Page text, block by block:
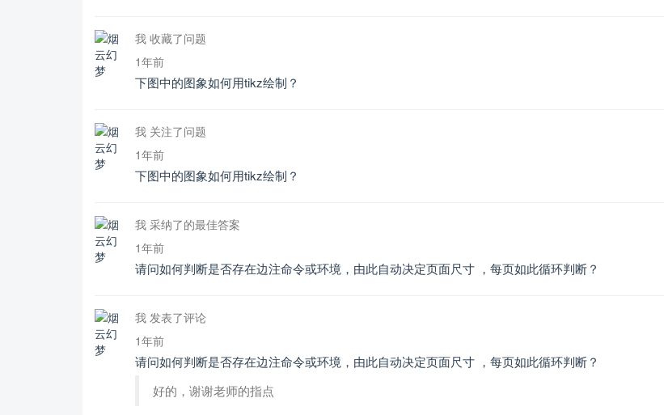
我 收藏了问题
1年前
下图中的图象如何用tikz绘制？
我 关注了问题
1年前
下图中的图象如何用tikz绘制？
我 采纳了的最佳答案
1年前
请问如何判断是否存在边注命令或环境，由此自动决定页面尺寸 ，每页如此循环判断？
我 发表了评论
1年前
请问如何判断是否存在边注命令或环境，由此自动决定页面尺寸 ，每页如此循环判断？
好的，谢谢老师的指点